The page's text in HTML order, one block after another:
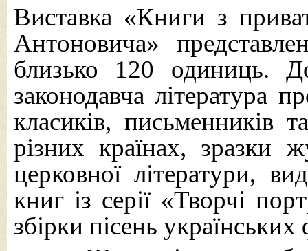
Виставка «Книги з
Антоновича»
близько 120 одиниць.
законодавча література
класиків, письменників
різних країнах, зразки
церковної літератури,
книг із серії «Творчі
збірки пісень